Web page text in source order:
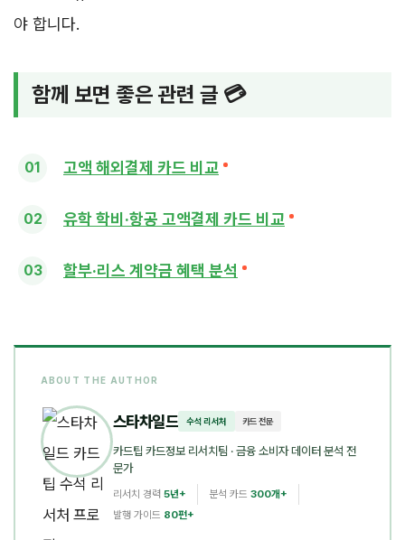
야 합니다.
함께 보면 좋은 관련 글 💳
고액 해외결제 카드 비교
유학 학비·항공 고액결제 카드 비교
할부·리스 계약금 혜택 분석
ABOUT THE AUTHOR
스타차일드 수석 리서처 카드 전문
카드팁 카드정보 리서치팀 · 금융 소비자 데이터 분석 전
문가
리서치 경력 5년+ 분석 카드 300개+
발행 가이드 80편+